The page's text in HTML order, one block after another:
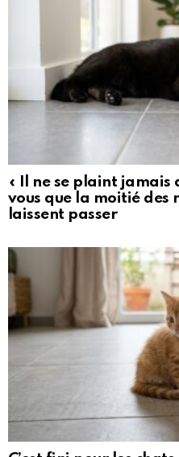
« Il ne se plaint jamais
vous que la moitié des
laissent passer